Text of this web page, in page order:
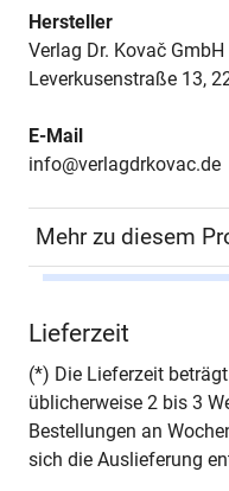
Hersteller
Verlag Dr. Kovač GmbH
Leverkusenstraße 13,
E-Mail
info@verlagdrkovac.de
Mehr zu diesem
Seiten
Jahr
Lieferzeit
(*) Die Lieferzeit
üblicherweise 2 bis 3
Bestellungen an
sich die Auslieferung